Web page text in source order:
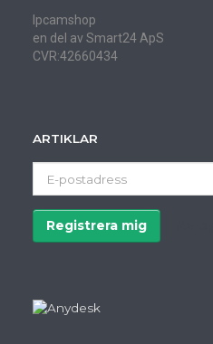
Ipcamshop
en del av Smart24 ApS
CVR:42660434
ARTIKLAR
postadress
Registrera mig